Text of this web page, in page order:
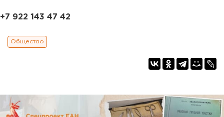
+7 922 143 47 42
Общество